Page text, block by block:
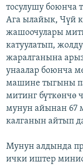
АЗАТТЫК+
ЫҢГАЙСЫЗ СУРООЛОР
ЭЕ/АРнун
тосулушу боюнча
Ага ылайык, Чүй
жашоочулары
катуулатып,
жаралганына
унаалар боюнча
машине тыгыны
митинг бүткөнчө
мунун айынан 67
калганын айтып
Мунун алдында
ички иштер